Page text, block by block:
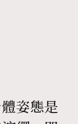
姿態是